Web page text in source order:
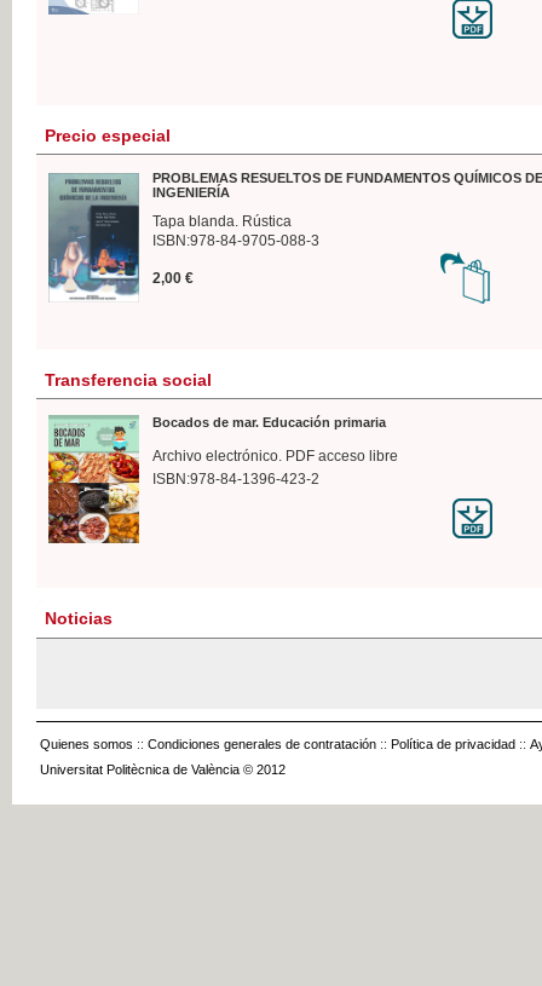
Precio especial
PROBLEMAS RESUELTOS DE FUNDAMENTOS QUÍMICOS
INGENIERÍA
Tapa blanda. Rústica
ISBN:978-84-9705-088-3
2,00 €
Transferencia social
Bocados de mar. Educación primaria
Archivo electrónico. PDF acceso libre
ISBN:978-84-1396-423-2
Noticias
Quienes somos :: Condiciones generales de contratación :: Política de privacidad ::
Universitat Politècnica de València © 2012